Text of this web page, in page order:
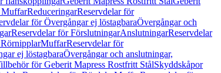
MuffarReduceringarReservdelar för
för Övergångar ej löstagbaraÖvergångar och
Reservdelar för FörslutningarAnslutningarReservdelar
RörnipplarMuffarReservdelar för
ej löstagbaraÖvergångar och anslutningar,
för Geberit Mapress Rostfritt StålSkyddskåpor